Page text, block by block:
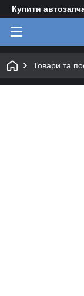
Купити
Товари та